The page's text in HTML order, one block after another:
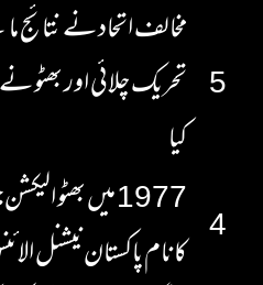
5
مخالف اتحاد نے
تحریک چلائی اور
کیا
4
1977 میں بھٹو
کا نام پاکستان نیشنل